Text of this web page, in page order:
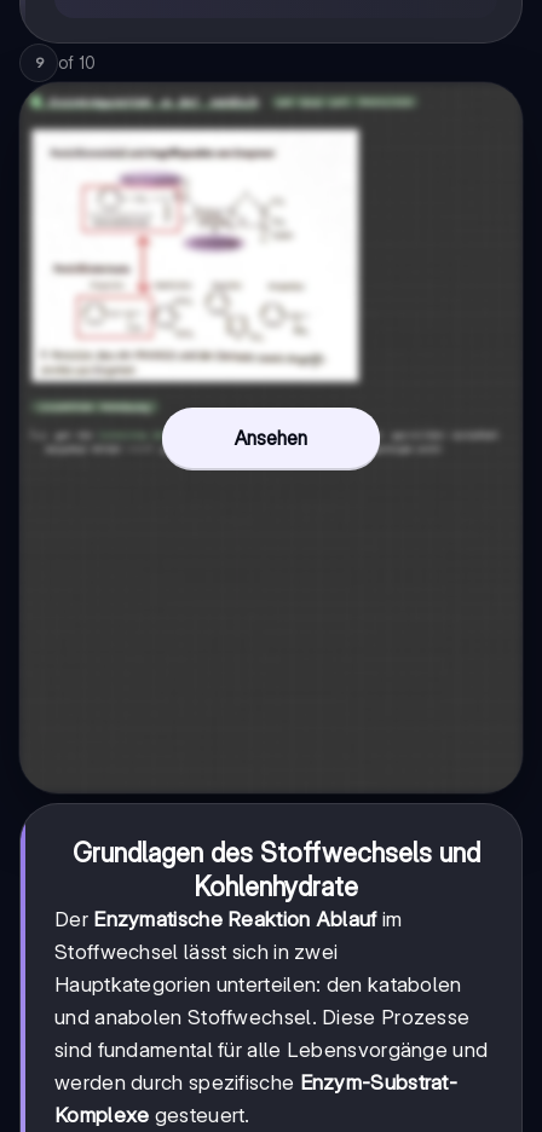
9 of 10
Ansehen
Grundlagen des Stoffwechsels und
Kohlenhydrate
Der Enzymatische Reaktion Ablaufim
Stoffwechsel lässt sich in zwei
Hauptkategorien unterteilen: den katabolen
und anabolen Stoffwechsel. Diese Prozesse
sind fundamental für alle Lebensvorgänge und
werden durch spezifische Enzym-Substrat-
Komplexe gesteuert.